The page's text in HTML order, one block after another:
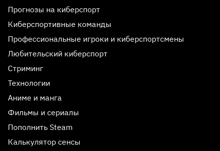
Прогнозы на киберспорт
Киберспортивные команды
Профессиональные игроки и киберспортсмены
Любительский киберспорт
Стриминг
Технологии
Аниме и манга
Фильмы и сериалы
Пополнить Steam
Калькулятор сенсы